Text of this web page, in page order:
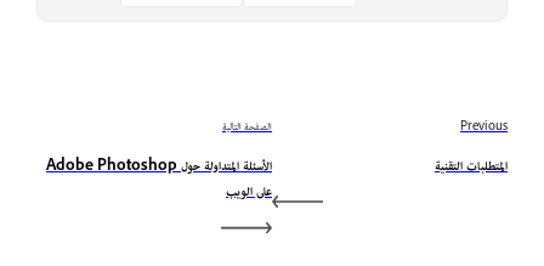
Previous
المتطلبات التقنية
الصفحة التالية
الأسئلة المتداولة حول Adobe Photoshop
على الويب